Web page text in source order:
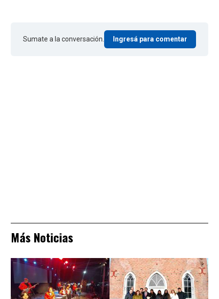
Sumate a la conversación. Ingresá para comentar
Más Noticias